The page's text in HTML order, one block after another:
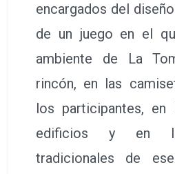
encargados del
de un juego en el
ambiente de La
rincón, en las
los participantes,
edificios y en
tradicionales de